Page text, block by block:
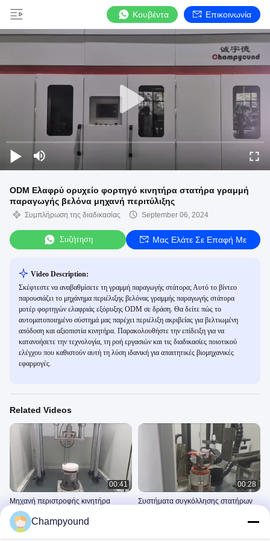
Κουβέντα Επικοινωνία
ODM Ελαφρύ ορυχείο φορτηγό κινητήρα στατήρα γραμμή
παραγωγής βελόνα μηχανή περιτύλιξης
Συμπλήρωση της διαδικασίας September 06, 2024
Συζήτηση Μας Ελάτε Σε Επαφή Με
Video Description:
Σκέφτεστε να αναβαθμίσετε τη γραμμή παραγωγής στάτορα; Αυτό το βίντεο
παρουσιάζει το μηχάνημα περιέλιξης βελόνας γραμμής παραγωγής στάτορα
μοτέρ φορτηγών ελαφριάς εξόρυξης ODM σε δράση. Θα δείτε πώς το
αυτοματοποιημένο σύστημά μας παρέχει περιέλιξη ακριβείας για βελτιωμένη
απόδοση και αξιοπιστία κινητήρα. Παρακολουθήστε την επίδειξη για να
κατανοήσετε την τεχνολογία, τη ροή εργασιών και τις διαδικασίες ποιοτικού
ελέγχου που καθιστούν αυτή τη λύση ιδανική για απαιτητικές βιομηχανικές
εφαρμογές.
Related Videos
00:41
Μηχανή περιστροφής κινητήρα
υψηλής ακρίβειας
αυτοματοποιημένης τροχιάς τροχιάς
για στατήρα επιβατικών αυτοκινήτων
Εισαγωγή Καρφίτσας
00:28
Συστήματα συγκόλλησης στατήρων
Champyound